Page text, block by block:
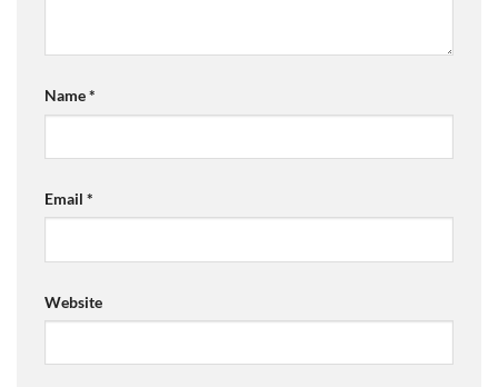
Name*
Email *
Website